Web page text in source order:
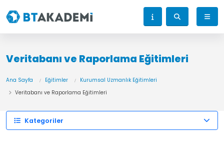
Veritabanı ve Raporlama Eğitimleri
Ana Sayfa Eğitimler
Kurumsal Uzmanlık Eğitimleri
Veritabanı ve Raporlama Eğitimleri
Kategoriler